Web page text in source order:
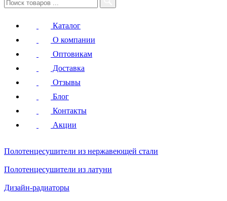
Каталог
О компании
Оптовикам
Доставка
Отзывы
Блог
Контакты
Акции
Полотенцесушители из нержавеющей стали
Полотенцесушители из латуни
Дизайн-радиаторы